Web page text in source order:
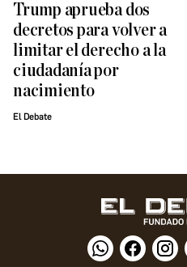
Trump aprueba dos
decretos para volver a
limitar el derecho a la
ciudadanía por
nacimiento
El Debate